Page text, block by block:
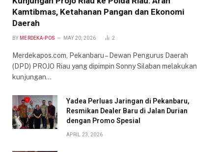
Kamtibmas, Ketahanan Pangan dan Ekonomi
Daerah
BY MERDEKA-POS MAY 20, 2026 2
Merdekapos.com, Pekanbaru – Dewan Pengurus Daerah
(DPD) PROJO Riau yang dipimpin Sonny Silaban melakukan
kunjungan…
Yadea Perluas Jaringan di Pekanbaru,
Resmikan Dealer Baru di Jalan Durian
dengan Promo Spesial
APRIL 23, 2026